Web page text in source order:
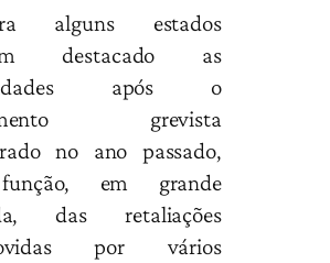
alguns estados
destacado as
após o
grevista
no ano passado,
em grande
das retaliações
por vários